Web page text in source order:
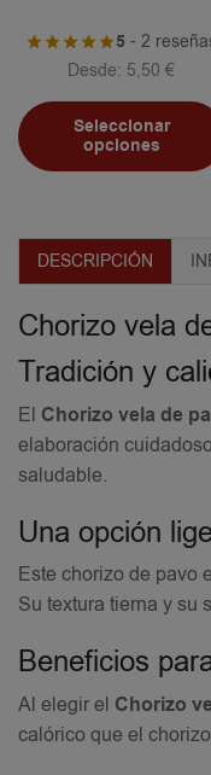
5 - 2
Desde: 5,50€
Seleccionar
opciones
DESCRIPCIÓN
Chorizo vela
Tradición y
El Chorizo vela de
elaboración
saludable.
Una opción
Este chorizo de pavo
Su textura tierna y su
Beneficios
Al elegir el Chorizo
calórico que el